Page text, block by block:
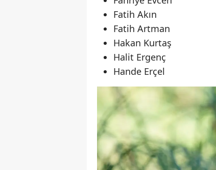
Fatih Akın
Fatih Artman
Hakan Kurtaş
Halit Ergenç
Hande Erçel